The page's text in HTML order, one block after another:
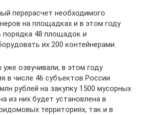
перерасчет необходимого
на площадках и в этом году
порядка 48 площадок и
их 200 контейнерами.
озвучивали, в этом году
в числе 46 субъектов России
рублей на закупку 1500 мусорных
из них будет установлена в
территориях, так и в